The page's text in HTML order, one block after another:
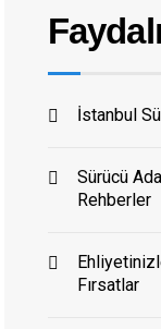
İstanbul
Sürücü
Rehberler
Fırsatlar